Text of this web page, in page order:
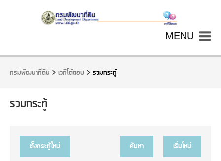
MENU
กรมพัฒนาที่ดิน > เวทีโต้ตอบ > รวมกระทู้
รวมกระทู้
ตั้งกระทู้ใหม่ เริ่มใหม่
ค้นหา